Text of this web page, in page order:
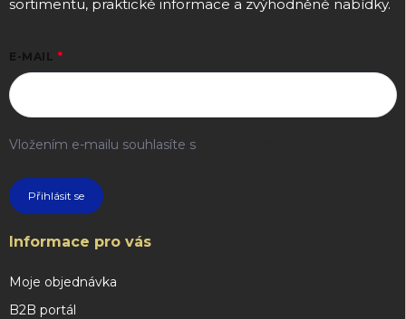
sortimentu, praktické informace a zvýhodněné nabídky.
E-MAIL
Vložením e-mailu souhlasíte s
Přihlásit se
Informace pro vás
Moje objednávka
B2B portál